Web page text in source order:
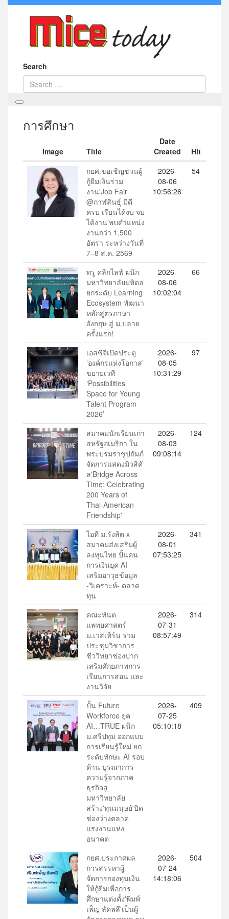
Search
การศึกษา
Image Title
Date
Created
Hit
กยศ.ขอเชิญชวนผู้
กู้ยืมเงินร่วม
งาน'Job Fair
@กาฬสินธุ์ มีดี
ครบ เรียนได้งบ จบ
ได้งาน'พบตำแหน่ง
งานกว่า 1,500
อัตรา ระหว่างวันที่
7–8 ส.ค. 2569
2026-
08-06
10:56:26
54
ทรู คลิกไลฟ์ ผนึก
มหาวิทยาลัยมหิดล
ยกระดับ Learning
Ecosystem พัฒนา
หลักสูตรภาษา
อังกฤษ สู่ ม.ปลาย
ครั้งแรก!
2026-
08-06
10:02:04
66
เอสซีจีเปิดประตู
‘องค์กรแห่งโอกาส’
ขยายเวที
‘Possibilities
Space for Young
Talent Program
2026’
2026-
08-05
10:31:29
97
สมาคมนักเรียนเก่า
สหรัฐอเมริกา ใน
พระบรมราชูปถัมภ์
จัดการแสดงมิวสิคั
ล'Bridge Across
Time: Celebrating
200 Years of
Thai-American
Friendship'
2026-
08-03
09:08:14
124
ไอที ม.รังสิต x
สมาคมส่งเสริมผู้
ลงทุนไทย ปั้นคน
การเงินยุค AI
เสริมอาวุธข้อมูล
-วิเคราะห์- ตลาด
ทุน
2026-
08-01
07:53:25
341
คณะทันต
แพทยศาสตร์
ม.เวสเทิร์น ร่วม
ประชุมวิชาการ
ชีววิทยาช่องปาก
เสริมศักยภาพการ
เรียนการสอน และ
งานวิจัย
2026-
07-31
08:57:49
314
ปั้น Future
Workforce ยุค
AI…TRUE ผนึก
ม.ศรีปทุม ออกแบบ
การเรียนรู้ใหม่ ยก
ระดับทักษะ AI รอบ
ด้าน บูรณาการ
ความรู้จากภาค
ธุรกิจสู่
มหาวิทยาลัย
สร้าง'ทุนมนุษย์'ปิด
ช่องว่างตลาด
แรงงานแห่ง
อนาคต
2026-
07-25
05:10:18
409
กยศ.ประกาศผล
การสรรหาผู้
จัดการกองทุนเงิน
ให้กู้ยืมเพื่อการ
ศึกษาแต่งตั้ง'พิมพ์
เพ็ญ ลัดพลี'เป็นผู้
2026-
07-24
14:18:06
504